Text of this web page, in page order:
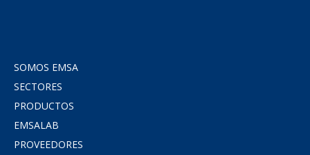
SOMOS EMSA
SECTORES
PRODUCTOS
EMSALAB
PROVEEDORES